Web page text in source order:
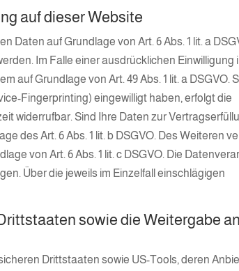
auf dieser Website
auf Grundlage von Art. 6 Abs. 1 lit. a
Im Falle einer ausdrücklichen Einwilligung
Grundlage von Art. 49 Abs. 1 lit. a DSGVO.
Fingerprinting) eingewilligt haben, erfolgt die
widerrufbar. Sind Ihre Daten zur
des Art. 6 Abs. 1 lit. b DSGVO. Des Weiteren
von Art. 6 Abs. 1 lit. c DSGVO. Die
Über die jeweils im Einzelfall einschlägigen
sowie die Weitergabe
Drittstaaten sowie US-Tools, deren